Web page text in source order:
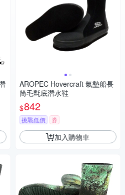
AROPEC Hovercraft 氣墊船長
筒毛氈底潛水鞋
$842
挑戰低價 券
加入購物車